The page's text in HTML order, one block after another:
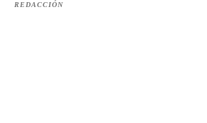
REDACCIÓN